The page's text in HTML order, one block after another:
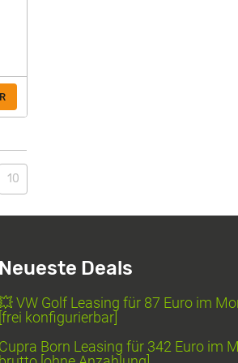
10
Neueste Deals
VW Golf Leasing für 87 Euro im
[frei konfigurierbar]
Cupra Born Leasing für 342 Euro im